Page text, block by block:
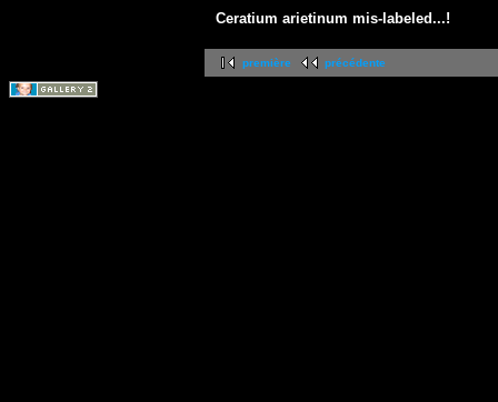
Ceratium arietinum mis-labeled...!
première précédente